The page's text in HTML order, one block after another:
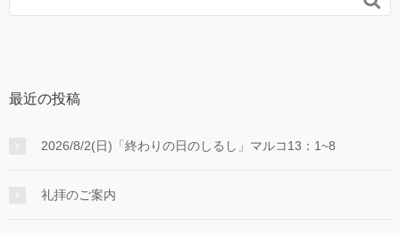
最近の投稿
2026/8/2(日)「終わりの日のしるし」マルコ13：1~8
礼拝のご案内